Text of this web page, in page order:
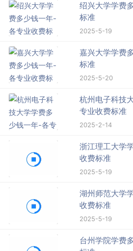
绍兴大学学费
标准
2025-5-19
嘉兴大学学费
标准
2025-5-20
杭州电子科技
专业收费标准
2025-2-14
浙江理工大学
收费标准
2025-5-19
湖州师范大学
收费标准
2025-5-19
台州学院学费